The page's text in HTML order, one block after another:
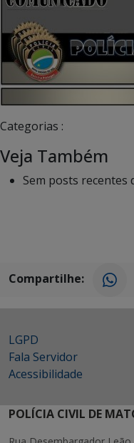
Categorias :
Veja Também
Sem posts recentes
Compartilhe:
LGPD
Fala Servidor
Acessibilidade
POLÍCIA CIVIL DE